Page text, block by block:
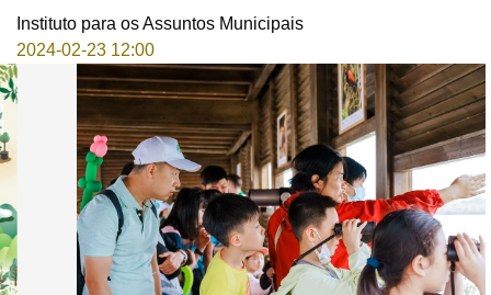
Instituto para os Assuntos Municipais
2024-02-23 12:00